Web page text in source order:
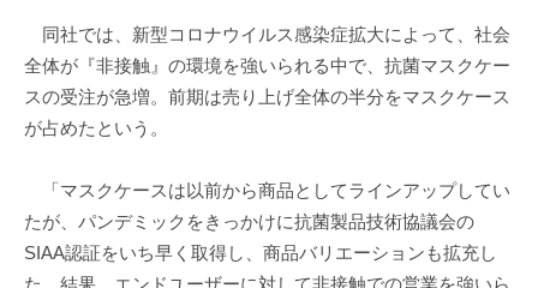
同社では、新型コロナウイルス感染症拡大によって、社会
全体が『非接触』の環境を強いられる中で、抗菌マスクケー
スの受注が急増。前期は売り上げ全体の半分をマスクケース
が占めたという。
「マスクケースは以前から商品としてラインアップしてい
たが、パンデミックをきっかけに抗菌製品技術協議会の
SIAA認証をいち早く取得し、商品バリエーションも拡充し
た。結果、エンドユーザーに対して非接触での営業を強いら